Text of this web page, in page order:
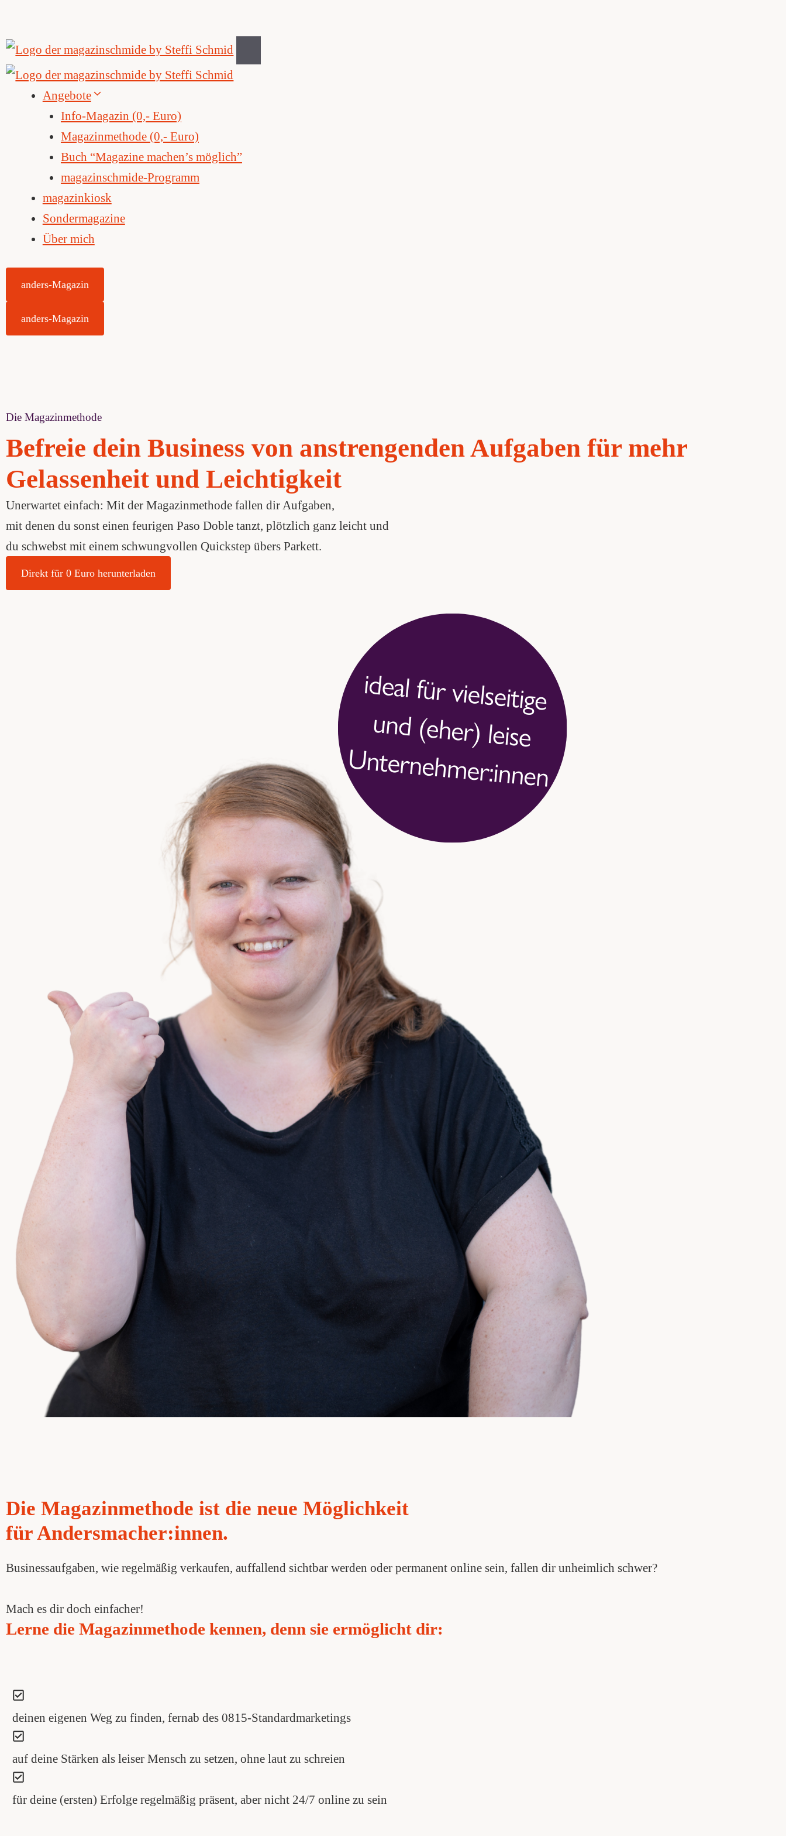
springen
Angebote
Info-Magazin (0,- Euro)
Magazinmethode (0,- Euro)
Buch “Magazine machen’s möglich”
magazinschmide-Programm
magazinkiosk
Sondermagazine
Über mich
anders-Magazin
anders-Magazin
Die Magazinmethode
Befreie dein Business von anstrengenden Aufgaben für mehr
Gelassenheit und Leichtigkeit
Unerwartet einfach: Mit der Magazinmethode fallen dir Aufgaben,
mit denen du sonst einen feurigen Paso Doble tanzt, plötzlich ganz leicht und
du schwebst mit einem schwungvollen Quickstep übers Parkett.
Direkt für 0 Euro herunterladen
Die Magazinmethode ist die neue Möglichkeit
für Andersmacher:innen.
Businessaufgaben, wie regelmäßig verkaufen, auffallend sichtbar werden oder permanent online sein, fallen dir unheimlich schwer?
Mach es dir doch einfacher!
Lerne die Magazinmethode kennen, denn sie ermöglicht dir:
deinen eigenen Weg zu finden, fernab des 0815-Standardmarketings
auf deine Stärken als leiser Mensch zu setzen, ohne laut zu schreien
für deine (ersten) Erfolge regelmäßig präsent, aber nicht 24/7 online zu sein